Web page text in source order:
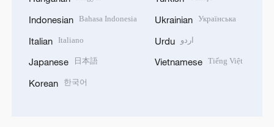
Indonesian Bahasa Indonesia
Italian Italiano
Japanese 日本語
Korean 한국어
Ukrainian Українська
Urdu اردو
Vietnamese Tiếng Việt